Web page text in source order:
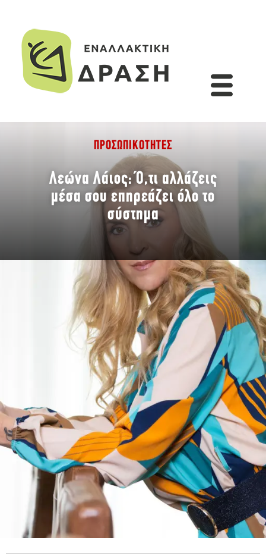
ΠΡΟΣΩΠΙΚΌΤΗΤΕΣ
Λεώνα Λάιος: Ό,τι αλλάζεις
μέσα σου επηρεάζει όλο το
σύστημα